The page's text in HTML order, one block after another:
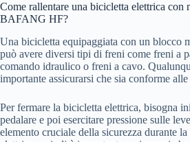
Come rallentare una bicicletta elettrica con
BAFANG HF?
Una bicicletta equipaggiata con un blocco
può avere diversi tipi di freni come freni a
comando idraulico o freni a cavo.
importante assicurarsi che sia conforme
Per fermare la bicicletta elettrica, bisogna
pedalare e poi esercitare pressione sulle
elemento cruciale della sicurezza durante